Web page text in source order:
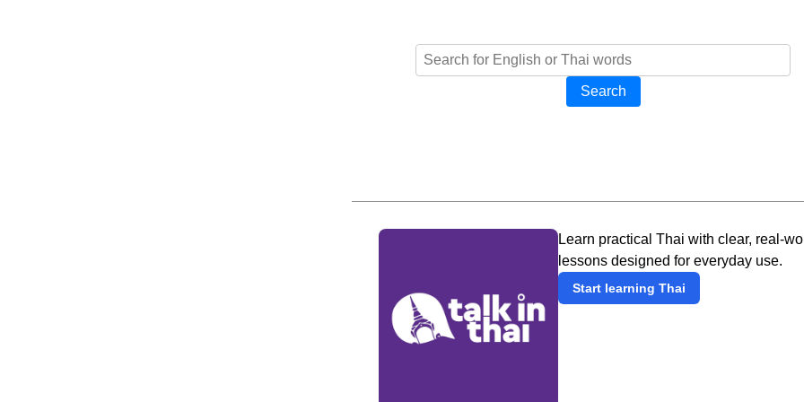
Search
Learn practical Thai with clear, real-
lessons designed for everyday use.
Start learning Thai